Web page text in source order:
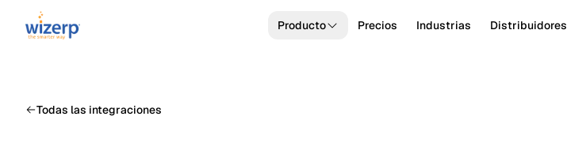
Producto Precios Industrias Distribuidores
Todas las integraciones